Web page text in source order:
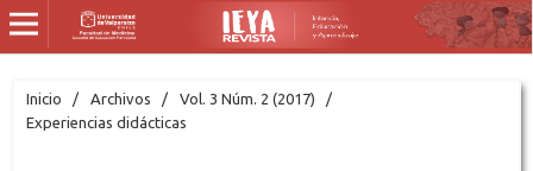
Inicio / Archivos / Vol. 3 Núm. 2 (2017)
/
Experiencias didácticas